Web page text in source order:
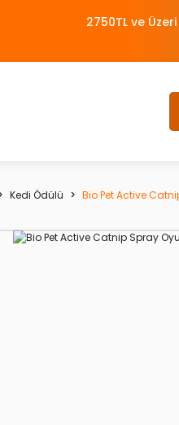
2750TL ve
Kedi Ödülü Bio Pet Active